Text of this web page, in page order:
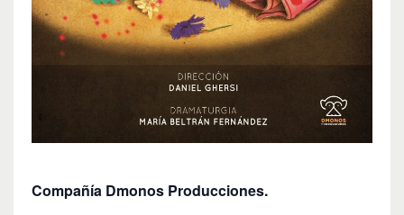
Compañía Dmonos Producciones.